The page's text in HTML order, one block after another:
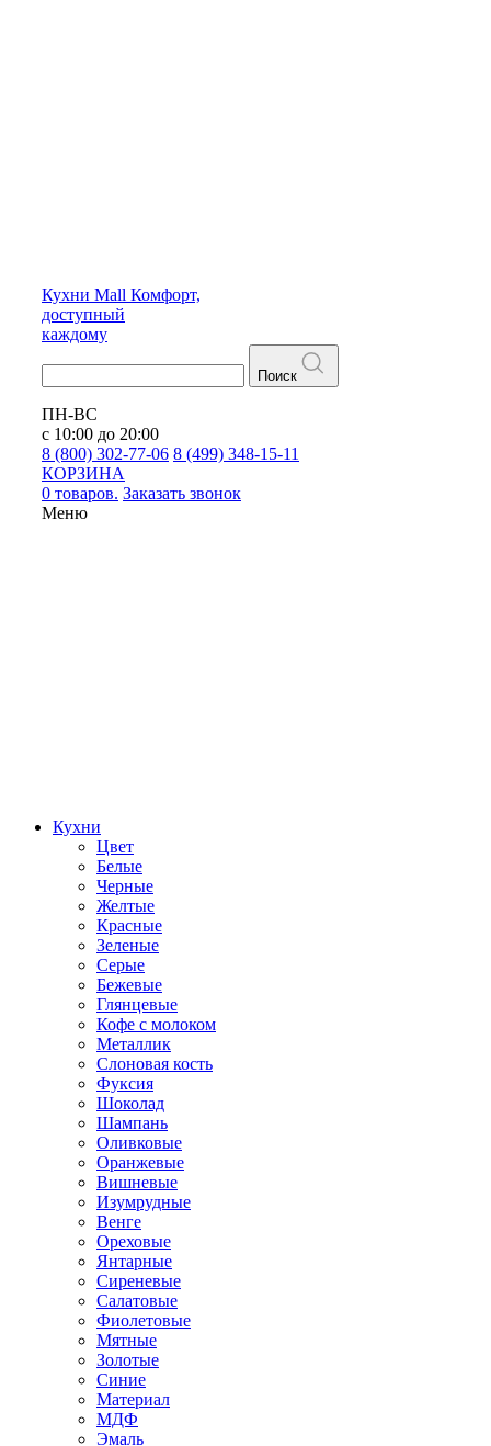
Кухни Mall Комфорт,
доступный
каждому
Поиск
ПН-ВС
с 10:00 до 20:00
8 (800) 302-77-06 8 (499) 348-15-11
КОРЗИНА
0 товаров. Заказать звонок
Меню
Кухни
Цвет
Белые
Черные
Желтые
Красные
Зеленые
Серые
Бежевые
Глянцевые
Кофе с молоком
Металлик
Слоновая кость
Фуксия
Шоколад
Шампань
Оливковые
Оранжевые
Вишневые
Изумрудные
Венге
Ореховые
Янтарные
Сиреневые
Салатовые
Фиолетовые
Мятные
Золотые
Синие
Материал
МДФ
Эмаль